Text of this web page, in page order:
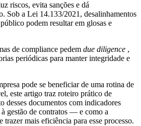
riscos, evita sanções e dá
Sob a Lei 14.133/2021, desalinhamentos
podem resultar em glosas e
de compliance pedem due diligence ,
periódicas para manter integridade e
pode se beneficiar de uma rotina de
este artigo traz roteiro prático de
desses documentos com indicadores
à gestão de contratos — e como a
mais eficiência para esse processo.